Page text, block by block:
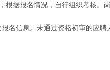
据报名情况，自行组织考核。岗
名信息。未通过资格初审的应